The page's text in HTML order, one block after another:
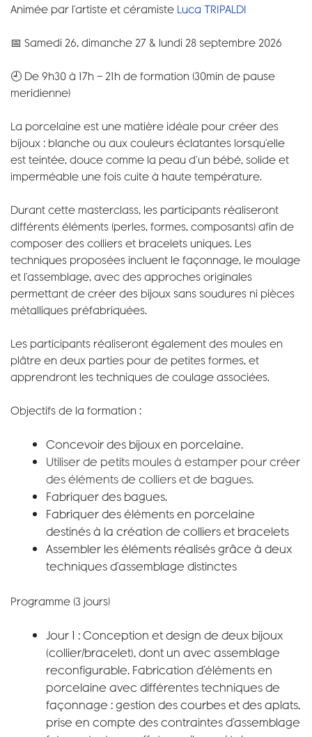
Animée par l’artiste et céramiste Luca TRIPALDI
📅 Samedi 26, dimanche 27 & lundi 28 septembre 2026
🕘 De 9h30 à 17h — 21h de formation (30min de pause
meridienne)
La porcelaine est une matière idéale pour créer des
bijoux : blanche ou aux couleurs éclatantes lorsqu’elle
est teintée, douce comme la peau d’un bébé, solide et
imperméable une fois cuite à haute température.
Durant cette masterclass, les participants réaliseront
différents éléments (perles, formes, composants) afin de
composer des colliers et bracelets uniques. Les
techniques proposées incluent le façonnage, le moulage
et l’assemblage, avec des approches originales
permettant de créer des bijoux sans soudures ni pièces
métalliques préfabriquées.
Les participants réaliseront également des moules en
plâtre en deux parties pour de petites formes, et
apprendront les techniques de coulage associées.
Objectifs de la formation :
Concevoir des bijoux en porcelaine.
Utiliser de petits moules à estamper pour créer
des éléments de colliers et de bagues.
Fabriquer des bagues.
Fabriquer des éléments en porcelaine
destinés à la création de colliers et bracelets
Assembler les éléments réalisés grâce à deux
techniques d’assemblage distinctes
Programme (3 jours)
Jour 1 : Conception et design de deux bijoux
(collier/bracelet), dont un avec assemblage
reconfigurable. Fabrication d’éléments en
porcelaine avec différentes techniques de
façonnage : gestion des courbes et des aplats,
prise en compte des contraintes d’assemblage